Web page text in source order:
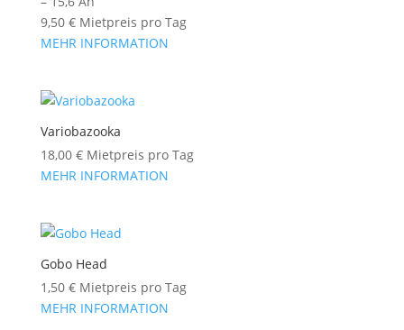
9,50 €Mietpreis pro Tag
MEHR INFORMATION
Variobazooka
18,00 €Mietpreis pro Tag
MEHR INFORMATION
Gobo Head
1,50 €Mietpreis pro Tag
MEHR INFORMATION